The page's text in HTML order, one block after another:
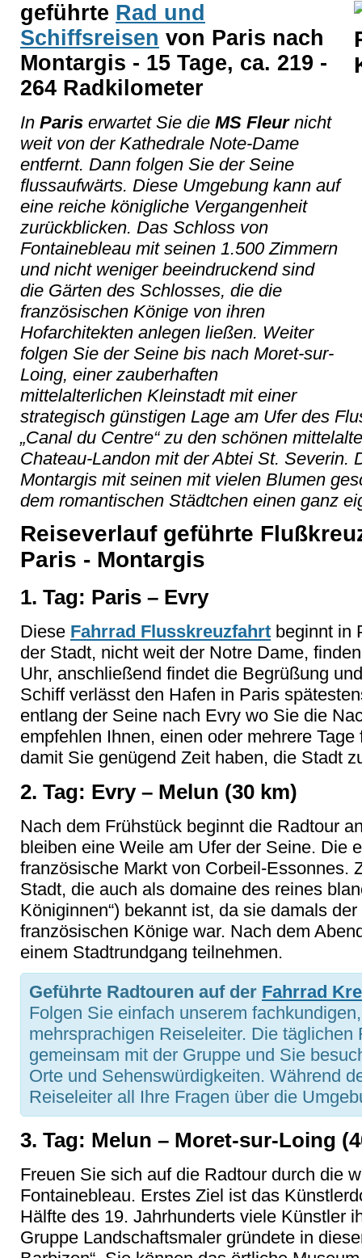
geführte Rad und
Schiffsreisen von Paris nach
Montargis - 15 Tage, ca. 219 -
264 Radkilometer
In Paris erwartet Sie die MS Fleurnicht
weit von der Kathedrale Note-Dame
entfernt. Dann folgen Sie der Seine
flussaufwärts. Diese Umgebung kann auf
eine reiche königliche Vergangenheit
zurückblicken. Das Schloss von
Fontainebleau mit seinen 1.500 Zimmern
und nicht weniger beeindruckend sind
die Gärten des Schlosses, die die
französischen Könige von ihren
Hofarchitekten anlegen ließen. Weiter
folgen Sie der Seine bis nach Moret-sur-
Loing, einer zauberhaften
mittelalterlichen Kleinstadt mit einer
strategisch günstigen Lage am Ufer des
„Canal du Centre“ zu den schönen
Chateau-Landon mit der Abtei St. Severin.
Montargis mit seinen mit vielen Blumen
dem romantischen Städtchen einen ganz
Reiseverlauf geführte
Paris - Montargis
1. Tag: Paris – Evry
Diese Fahrrad Flusskreuzfahrt beginnt in
der Stadt, nicht weit der Notre Dame,
Uhr, anschließend findet die Begrüßung
Schiff verlässt den Hafen in Paris
entlang der Seine nach Evry wo Sie die
empfehlen Ihnen, einen oder mehrere
damit Sie genügend Zeit haben, die Stadt
2. Tag: Evry – Melun (30 km)
Nach dem Frühstück beginnt die Radtour
bleiben eine Weile am Ufer der Seine. Die
französische Markt von Corbeil-Essonnes.
Stadt, die auch als domaine des reines
Königinnen“) bekannt ist, da sie damals
französischen Könige war. Nach dem
einem Stadtrundgang teilnehmen.
Geführte Radtouren auf der Fahrrad
Folgen Sie einfach unserem
mehrsprachigen Reiseleiter. Die
gemeinsam mit der Gruppe und Sie
Orte und Sehenswürdigkeiten. Während
Reiseleiter all Ihre Fragen über die
3. Tag: Melun – Moret-sur-Loing
Freuen Sie sich auf die Radtour durch die
Fontainebleau. Erstes Ziel ist das
Hälfte des 19. Jahrhunderts viele Künstler
Gruppe Landschaftsmaler gründete in